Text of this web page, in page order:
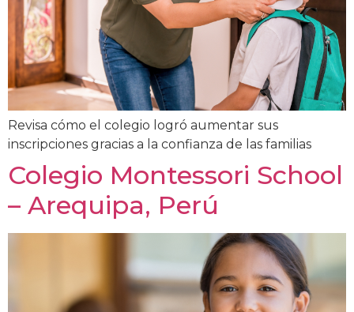
Revisa cómo el colegio logró aumentar sus
inscripciones gracias a la confianza de las familias
Colegio Montessori School
– Arequipa, Perú